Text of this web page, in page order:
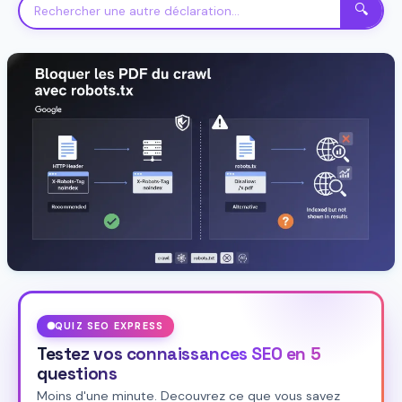
🔍
QUIZ SEO EXPRESS
Testez vos connaissances SEO en 5
questions
Moins d'une minute. Decouvrez ce que vous savez